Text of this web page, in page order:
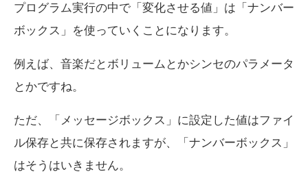
プログラム実行の中で「変化させる値」は「ナンバー
ボックス」を使っていくことになります。
例えば、音楽だとボリュームとかシンセのパラメータ
とかですね。
ただ、「メッセージボックス」に設定した値はファイ
ル保存と共に保存されますが、「ナンバーボックス」
はそうはいきません。